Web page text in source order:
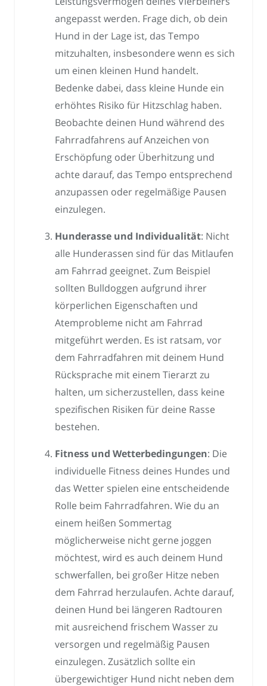
angepasst werden. Frage dich, ob dein
Hund in der Lage ist, das Tempo
mitzuhalten, insbesondere wenn es sich
um einen kleinen Hund handelt.
Bedenke dabei, dass kleine Hunde ein
erhöhtes Risiko für Hitzschlag haben.
Beobachte deinen Hund während des
Fahrradfahrens auf Anzeichen von
Erschöpfung oder Überhitzung und
achte darauf, das Tempo entsprechend
anzupassen oder regelmäßige Pausen
einzulegen.
Hunderasse und Individualität: Nicht
alle Hunderassen sind für das Mitlaufen
am Fahrrad geeignet. Zum Beispiel
sollten Bulldoggen aufgrund ihrer
körperlichen Eigenschaften und
Atemprobleme nicht am Fahrrad
mitgeführt werden. Es ist ratsam, vor
dem Fahrradfahren mit deinem Hund
Rücksprache mit einem Tierarzt zu
halten, um sicherzustellen, dass keine
spezifischen Risiken für deine Rasse
bestehen.
Fitness und Wetterbedingungen: Die
individuelle Fitness deines Hundes und
das Wetter spielen eine entscheidende
Rolle beim Fahrradfahren. Wie du an
einem heißen Sommertag
möglicherweise nicht gerne joggen
möchtest, wird es auch deinem Hund
schwerfallen, bei großer Hitze neben
dem Fahrrad herzulaufen. Achte darauf,
deinen Hund bei längeren Radtouren
mit ausreichend frischem Wasser zu
versorgen und regelmäßig Pausen
einzulegen. Zusätzlich sollte ein
übergewichtiger Hund nicht neben dem